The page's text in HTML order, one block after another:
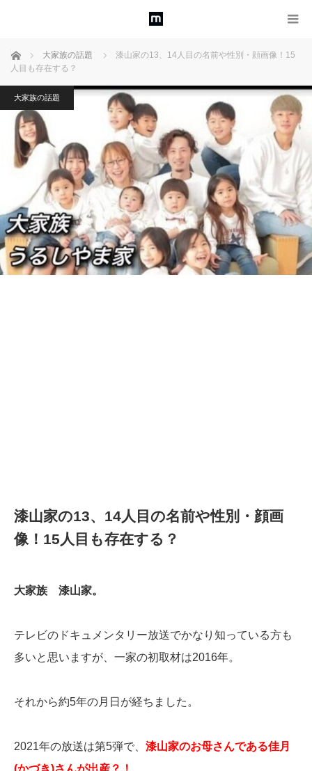
ホーム 大家族の話題
漆山家の13、14人目の名前や性別・顔画像！15
人目も存在する？
大家族の話題
漆山家の13、14人目の名前や性別・顔画
像！15人目も存在する？
大家族 漆山家。
テレビのドキュメンタリー放送でかなり知っている方も
多いと思いますが、一家の初取材は2016年。
それから約5年の月日が経ちました。
2021年の放送は第5弾で、 漆山家のお母さんである佳月